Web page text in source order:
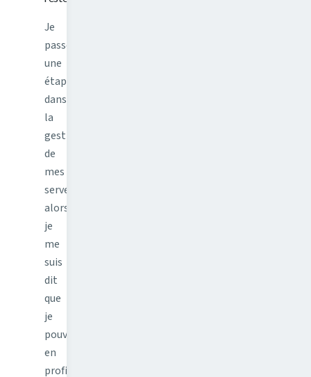
Je
passe
une
étape
dans
la
gestion
de
mes
serveurs
alors
je
me
suis
dit
que
je
pouvais
en
profiter